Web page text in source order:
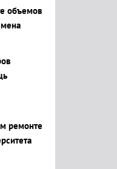
объемов
ремонте